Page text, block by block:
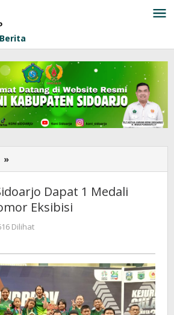
Berita
»
Gulat
Dapat
1
Medali
Dapat 1 Medali
Eksibisi
Dilihat